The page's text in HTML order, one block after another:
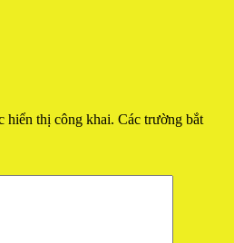
hiển thị công khai. Các trường bắt